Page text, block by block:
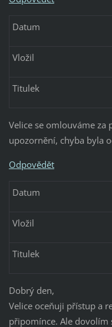
Datum
Vložil
Titulek
Velice se omlouváme za
upozornění, chyba byla
Odpovědět
Datum
Vložil
Titulek
Dobrý den,
Velice oceňuji přístup a
připomínce. Ale dovolím